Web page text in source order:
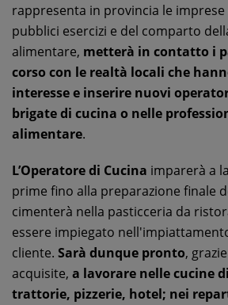
rappresenta in provincia le
pubblici esercizi e del comparto
alimentare, metterà in contatto i
corso con le realtà locali che
interesse e inserire nuovi
brigate di cucina o nelle
alimentare.
L’Operatore di Cucina imparerà a
prime fino alla preparazione finale
cimenterà nella pasticceria da
essere impiegato
cliente. Sarà dunque pronto,
acquisite, a lavorare nelle cucine
trattorie, pizzerie, hotel; nei